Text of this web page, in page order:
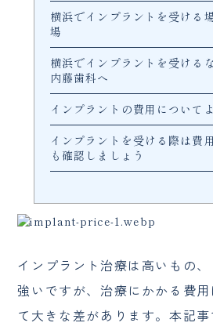
横浜でインプラントを受ける
場
横浜でインプラントを受ける
内藤歯科へ
インプラントの費用について
インプラントを受ける際は費
も確認しましょう
インプラント治療は高いもの
強いですが、治療にかかる費
て大きな差があります。本記